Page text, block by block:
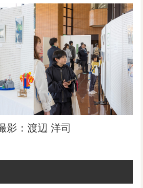
影：渡辺 洋司